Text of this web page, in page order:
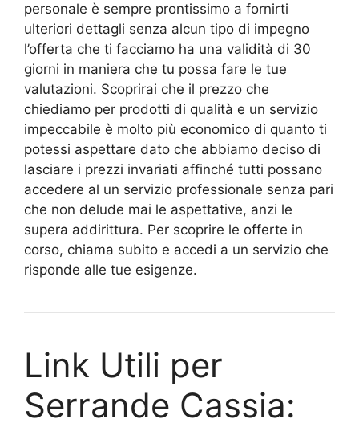
personale è sempre prontissimo a fornirti
ulteriori dettagli senza alcun tipo di impegno
l’offerta che ti facciamo ha una validità di 30
giorni in maniera che tu possa fare le tue
valutazioni. Scoprirai che il prezzo che
chiediamo per prodotti di qualità e un servizio
impeccabile è molto più economico di quanto ti
potessi aspettare dato che abbiamo deciso di
lasciare i prezzi invariati affinché tutti possano
accedere al un servizio professionale senza pari
che non delude mai le aspettative, anzi le
supera addirittura. Per scoprire le offerte in
corso, chiama subito e accedi a un servizio che
risponde alle tue esigenze.
Link Utili per
Serrande Cassia: